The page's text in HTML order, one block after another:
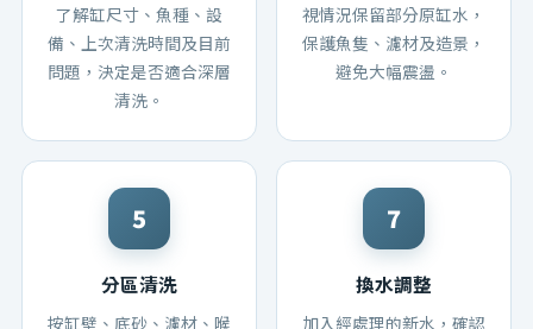
了解缸尺寸、魚種、設
備、上次清洗時間及目前
問題，決定是否適合深層
清洗。
視情況保留部分原缸水，
保護魚隻、濾材及造景，
避免大幅震盪。
分區清洗
按缸壁、底砂、濾材、喉
換水調整
加入經處理的新水，確認